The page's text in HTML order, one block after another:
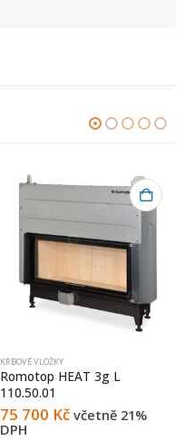
KRBOVÉ VLOŽKY
Romotop HEAT 3g L
110.50.01
75 700 Kč včetně 21%
DPH